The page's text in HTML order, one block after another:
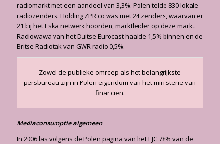
radiomarkt met een aandeel van 3,3%. Polen telde 830 lokale
radiozenders. Holding ZPR co was met 24 zenders, waarvan er
21 bij het Eska netwerk hoorden, marktleider op deze markt.
Radiowawa van het Duitse Eurocast haalde 1,5% binnen en de
Britse Radiotak van GWR radio 0,5%.
Zowel de publieke omroep als het belangrijkste
persbureau zijn in Polen eigendom van het ministerie van
financiën.
Mediaconsumptie algemeen
In 2006 las volgens de Polen pagina van het EJC 78% van de